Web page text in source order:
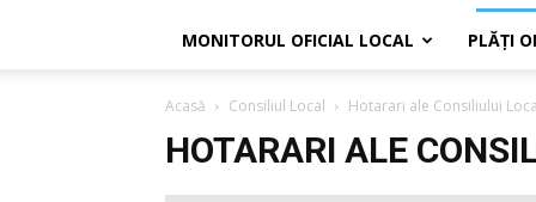
MONITORUL OFICIAL LOCAL PLĂȚI
Acasă Consiliul Local Hotarari ale Consiliului
HOTARARI ALE